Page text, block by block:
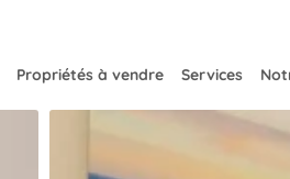
Propriétés à vendre Services